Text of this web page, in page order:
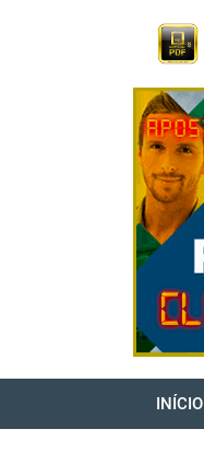
INÍCIO